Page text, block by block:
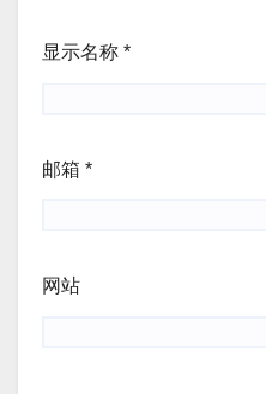
显示名称 *
邮箱 *
网站